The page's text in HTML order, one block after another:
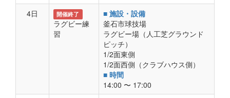
4日
開催終了
ラグビー練
習
■ 施設・設備
釜石市球技場
ラグビー場（人工芝グラウンド
ピッチ）
1/2面東側
1/2面西側（クラブハウス側）
■ 時間
14:00 〜 17:00